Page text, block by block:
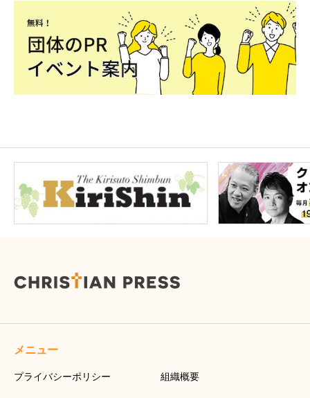
メニュー
プライバシーポリシー 組織概要